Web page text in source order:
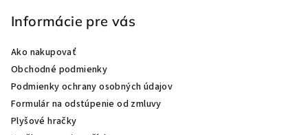
Informácie pre vás
Ako nakupovať
Obchodné podmienky
Podmienky ochrany osobných údajov
Formulár na odstúpenie od zmluvy
Plyšové hračky